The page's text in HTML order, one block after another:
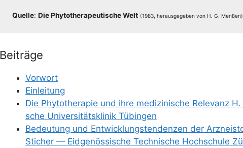
Quel­le: Die Phy­to­the­ra­peu­ti­sche Welt (1983, her­aus­ge­ge­ben von H. G. Menßen)
Beiträge
Vor­wort
Ein­lei­tung
Die Phy­to­the­ra­pie und ihre medi­zi­ni­sche Rele­vanz
sche Uni­ver­si­täts­kli­nik Tübingen
Bedeu­tung und Ent­wick­lungs­ten­den­zen der
Sti­cher — Eid­ge­nös­si­sche Tech­ni­sche Hoch­schu­le